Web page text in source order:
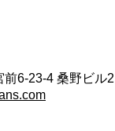
6-23-4 桑野ビル2